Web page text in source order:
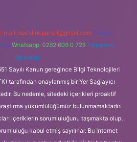
mail: backlinkpaneli@gmail.com Teams:
Whatsapp: 0262 606 0 726 Telegram:
@karabul
Sayılı Kanun gereğince Bilgi Teknolojileri
tarafından onaylanmış bir Yer Sağlayıcı
Bu nedenle, sitedeki içerikleri proaktif
yükümlülüğümüz bulunmamaktadır.
içeriklerin sorumluluğunu taşımakta olup,
kabul etmiş sayılırlar. Bu internet